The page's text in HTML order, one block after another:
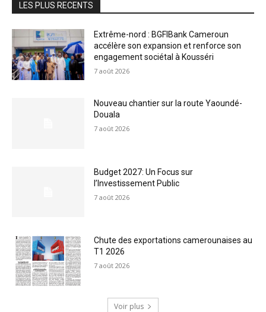
LES PLUS RECENTS
Extrême-nord : BGFIBank Cameroun
accélère son expansion et renforce son
engagement sociétal à Kousséri
7 août 2026
Nouveau chantier sur la route Yaoundé-
Douala
7 août 2026
Budget 2027: Un Focus sur
l’Investissement Public
7 août 2026
Chute des exportations camerounaises au
T1 2026
7 août 2026
Voir plus